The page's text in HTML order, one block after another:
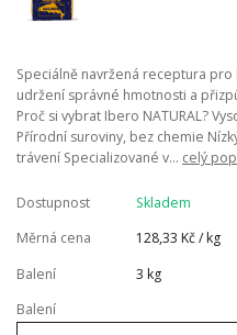
Speciálně navržená receptura
udržení správné hmotnosti a
Proč si vybrat Ibero NATURAL?
Přírodní suroviny, bez chemie
trávení Specializované v... celý
Dostupnost
Skladem
Měrná cena
128,33 Kč / kg
Balení
3 kg
Balení